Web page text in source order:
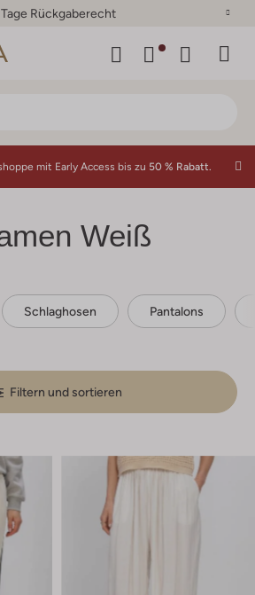
Rückgaberecht
mit Early Access bis zu 50 % Rabatt.
Weiß
Schlaghosen Pantalons
Filtern und sortieren